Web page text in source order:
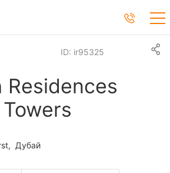
Residences
ID: ir95325
Дубай